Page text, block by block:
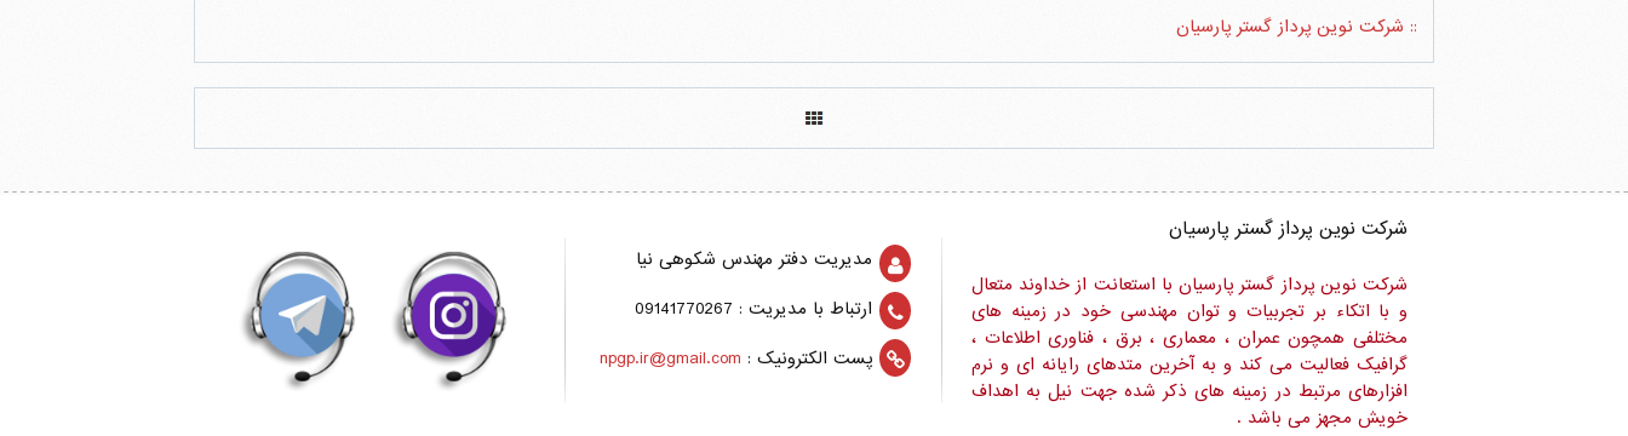
:: شرکت نوین پرداز گستر پارسیان
شرکت نوین پرداز گستر پارسیان
شرکت نوین پرداز گستر پارسیان با استعانت از خداوند متعال
و با اتکاء بر تجربیات و توان مهندسی خود در زمینه های
مختلفی همچون عمران ، معماری ، برق ، فناوری اطلاعات ،
گرافیک فعالیت می کند و به آخرین متدهای رایانه ای و نرم
افزارهای مرتبط در زمینه های ذکر شده جهت نیل به اهداف
خویش مجهز می باشد .
مدیریت دفتر مهندس شکوهی نیا
ارتباط با مدیریت : 09141770267
پست الکترونیک : npgp.ir@gmail.com